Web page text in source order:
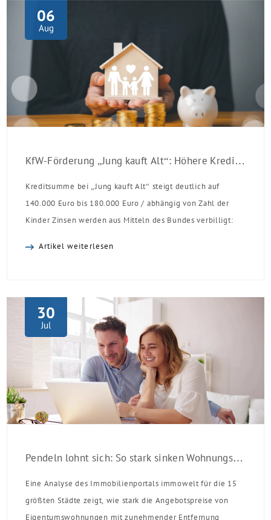
06
Aug
KfW-Förderung „Jung kauft Alt“: Höhere Kredite ab August 2026
Kreditsumme bei „Jung kauft Alt“ steigt deutlich auf
140.000 Euro bis 180.000 Euro / abhängig von Zahl der
Kinder Zinsen werden aus Mitteln des Bundes verbilligt:
Einzelmaßnahmen […]
Artikel weiterlesen
30
Jul
Pendeln lohnt sich: So stark sinken Wohnungspreise im Umland
Eine Analyse des Immobilienportals immowelt für die 15
größten Städte zeigt, wie stark die Angebotspreise von
Eigentumswohnungen mit zunehmender Entfernung